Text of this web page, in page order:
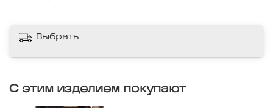
Выбрать
С этим изделием покупают